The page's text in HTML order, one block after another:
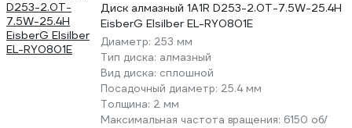
Диск алмазный 1A1R D253-2.0T-7.5W-25.4H
EisberG Elsilber EL-RY0801E
Диаметр: 253 мм
Тип диска: алмазный
Вид диска: сплошной
Посадочный диаметр: 25.4 мм
Толщина: 2 мм
Максимальная частота вращения: 6150 об/